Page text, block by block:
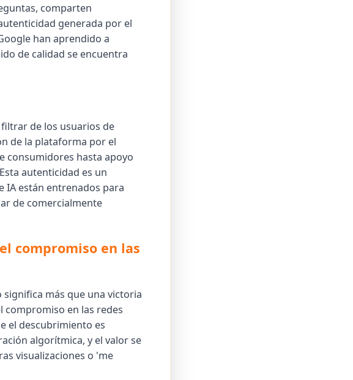
comparten
generada por el
han aprendido a
de calidad se encuentra
de los usuarios de
de la plataforma por el
consumidores hasta apoyo
autenticidad es un
IA están entrenados para
de comercialmente
compromiso en las
significa más que una victoria
en las redes
el descubrimiento es
algorítmica, y el valor se
visualizaciones o 'me